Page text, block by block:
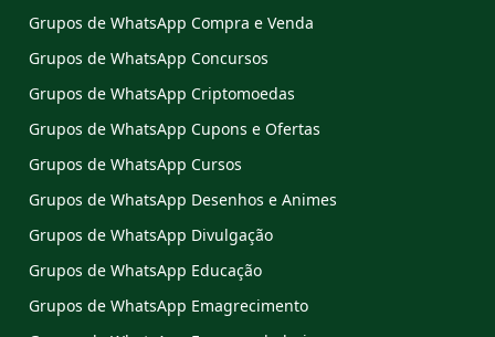
Grupos de WhatsApp Compra e Venda
Grupos de WhatsApp Concursos
Grupos de WhatsApp Criptomoedas
Grupos de WhatsApp Cupons e Ofertas
Grupos de WhatsApp Cursos
Grupos de WhatsApp Desenhos e Animes
Grupos de WhatsApp Divulgação
Grupos de WhatsApp Educação
Grupos de WhatsApp Emagrecimento